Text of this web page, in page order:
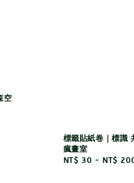
空
標籤貼紙卷｜標識
瘋畫室
Regular
NT$ 30 - NT$